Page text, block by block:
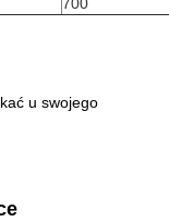
700
u swojego